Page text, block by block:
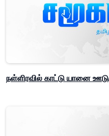
நள்ளிரவில் காட்டு யானை